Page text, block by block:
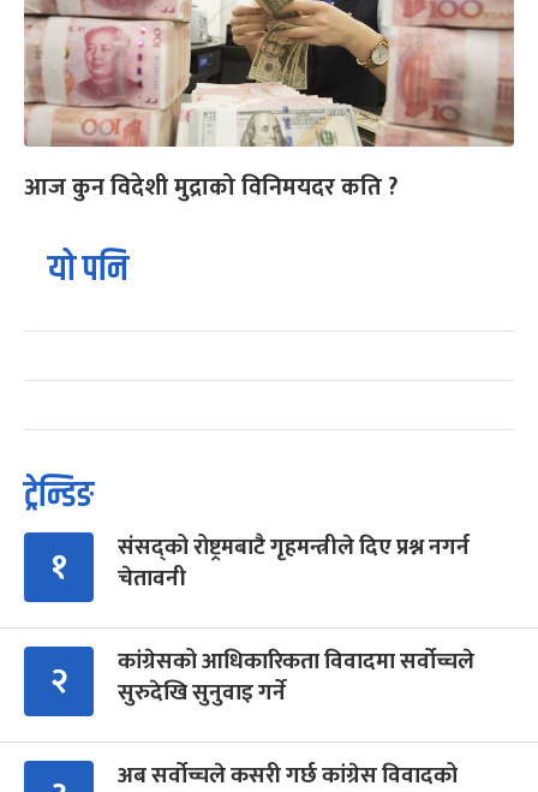
आज कुन विदेशी मुद्राको विनिमयदर कति ?
यो पनि
ट्रेन्डिङ
१
संसद्को रोष्ट्रमबाटै गृहमन्त्रीले दिए प्रश्न नगर्न
चेतावनी
२
कांग्रेसको आधिकारिकता विवादमा सर्वोच्चले
सुरुदेखि सुनुवाइ गर्ने
अब सर्वोच्चले कसरी गर्छ कांग्रेस विवादको